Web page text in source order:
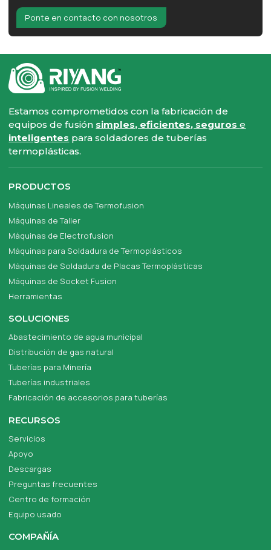
Ponte en contacto con nosotros
Estamos comprometidos con la fabricación de
equipos de fusión simples, eficientes, segurose
inteligentes para soldadores de tuberías
termoplásticas.
PRODUCTOS
Máquinas Lineales de Termofusion
Máquinas de Taller
Máquinas de Electrofusion
Máquinas para Soldadura de Termoplásticos
Máquinas de Soldadura de Placas Termoplásticas
Máquinas de Socket Fusion
Herramientas
SOLUCIONES
Abastecimiento de agua municipal
Distribución de gas natural
Tuberías para Minería
Tuberías industriales
Fabricación de accesorios para tuberías
RECURSOS
Servicios
Apoyo
Descargas
Preguntas frecuentes
Centro de formación
Equipo usado
COMPAÑÍA